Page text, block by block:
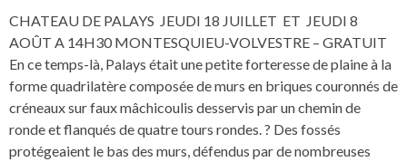
CHATEAU DE PALAYS JEUDI 18 JUILLET ET JEUDI 8
AOÛT A 14H30 MONTESQUIEU-VOLVESTRE – GRATUIT
En ce temps-là, Palays était une petite forteresse de plaine à la
forme quadrilatère composée de murs en briques couronnés de
créneaux sur faux mâchicoulis desservis par un chemin de
ronde et flanqués de quatre tours rondes. ? Des fossés
protégeaient le bas des murs, défendus par de nombreuses